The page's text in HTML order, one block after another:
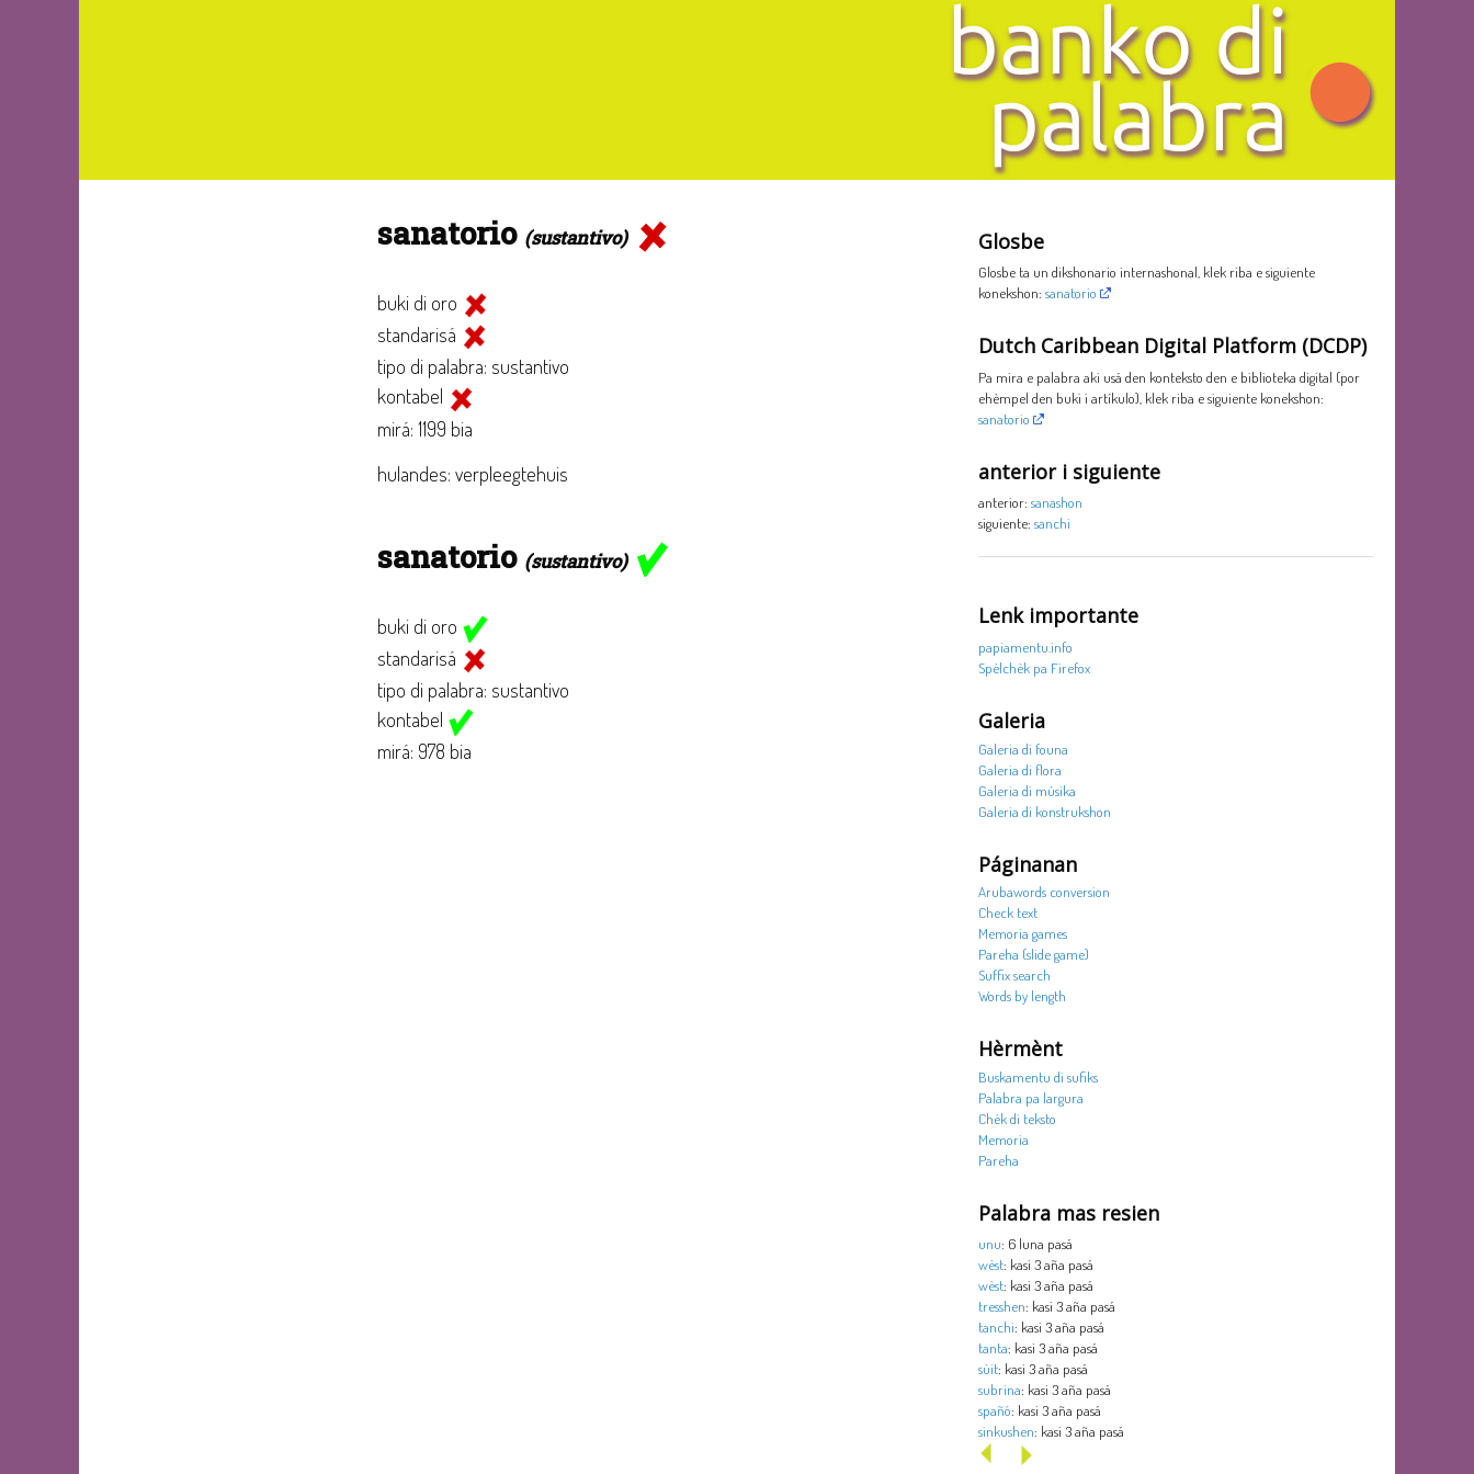
sanatorio (sustantivo)
buki di oro
standarisá
tipo di palabra: sustantivo
kontabel
mirá: 1199 bia
hulandes: verpleegtehuis
sanatorio (sustantivo)
buki di oro
standarisá
tipo di palabra: sustantivo
kontabel
mirá: 978 bia
Glosbe
Glosbe ta un dikshonario internashonal, klek riba e siguiente
konekshon: sanatorio
Dutch Caribbean Digital Platform (DCDP)
Pa mira e palabra aki usá den konteksto den e biblioteka digital (por
ehèmpel den buki i artíkulo), klek riba e siguiente konekshon:
sanatorio
anterior i siguiente
anterior: sanashon
siguiente: sanchi
Lenk importante
papiamentu.info
Spèlchèk pa Firefox
Galeria
Galeria di founa
Galeria di flora
Galeria di músika
Galeria di konstrukshon
Páginanan
Arubawords conversion
Check text
Memoria games
Pareha (slide game)
Suffix search
Words by length
Hèrmènt
Buskamentu di sufiks
Palabra pa largura
Chèk di teksto
Memoria
Pareha
Palabra mas resien
unu: 6 luna pasá
wèst: kasi 3 aña pasá
wèst: kasi 3 aña pasá
tresshen: kasi 3 aña pasá
tanchi: kasi 3 aña pasá
tanta: kasi 3 aña pasá
sùit: kasi 3 aña pasá
subrina: kasi 3 aña pasá
spañó: kasi 3 aña pasá
sinkushen: kasi 3 aña pasá